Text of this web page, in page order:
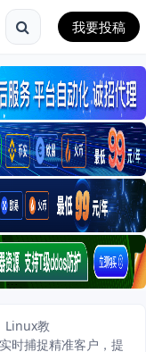
我要投稿
Linux教
时捕捉精准客户，提